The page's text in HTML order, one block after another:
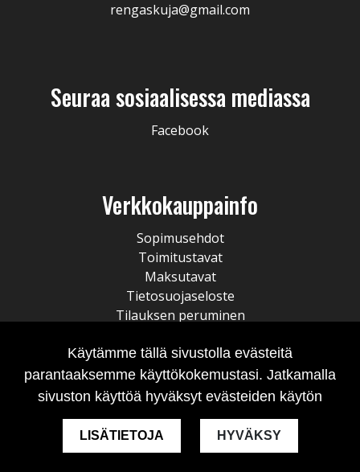
rengaskuja@gmail.com
Seuraa sosiaalisessa mediassa
Facebook
Verkkokauppainfo
Sopimusehdot
Toimitustavat
Maksutavat
Tietosuojaseloste
Tilauksen peruminen
Käytämme tällä sivustolla evästeitä
parantaaksemme käyttökokemustasi. Jatkamalla
sivuston käyttöä hyväksyt evästeiden käytön
LISÄTIETOJA HYVÄKSY